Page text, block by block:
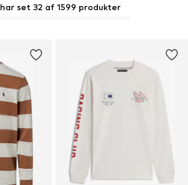
set 32 af 1599 produkter